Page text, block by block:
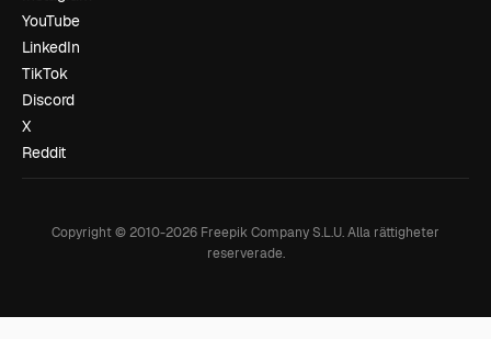
YouTube
LinkedIn
TikTok
Discord
X
Reddit
Copyright © 2010-2026 Freepik Company S.L.U.Alla rättigheter
reserverade.